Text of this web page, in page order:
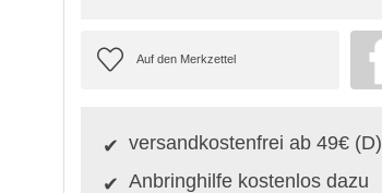
versandkostenfrei ab 49€ (D)
Anbringhilfe kostenlos dazu